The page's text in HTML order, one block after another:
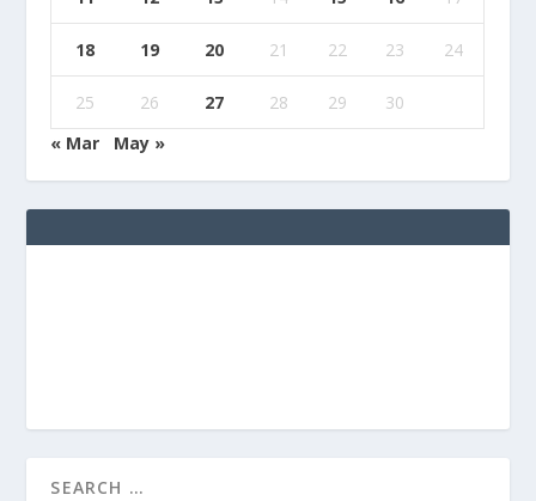
18 19 20 21 22 23 24
25 26 27 28 29
30
« Mar
May »